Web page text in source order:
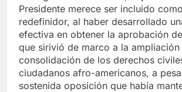
Presidente merece ser incluido
redefinidor, al haber desarrollado
efectiva en obtener la aprobación
que sirivió de marco a la ampliación
consolidación de los derechos
ciudadanos afro-americanos, a
sostenida oposición que había